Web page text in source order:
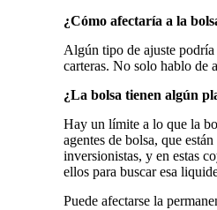
¿Cómo afectaría a la
Algún tipo de ajuste
carteras. No solo hablo de
¿La bolsa tienen algún
Hay un límite a lo que la
agentes de bolsa, que
inversionistas, y en estas
ellos para buscar esa
Puede afectarse la